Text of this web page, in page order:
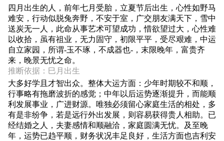
四月出生的人，前年七月受胎，立夏节后出生，心性如野马
难安，行动似脱兔奔野，不安于室，广交朋友满天下，雪中
送炭无一人，此命从事艺术可望成功，惜欲望过大，心性难
以收拾，虽有祖业，无力固守，初限平平，受尽艰难，中运
自立家园，所谓-玉不琢，不成器也-，末限晚年，富贵齐
来，晚景无忧之命。
推断依据：巳月出生
大多好学且才智出众。整体大运方面：少年时期较不和顺，
行事略有拖磨波折的感觉；中年以后运势逐渐提升，而能顺
利发展事业，广进财源。唯独必须留心家庭生活的相处，多
有是非纷争，若是远行外出发展，则容易获得贵人相助。已
经结婚之人，夫妻感情和顺融洽，家庭圆满无忧。及至晚
年，运势已趋平顺，财务状况丰足良好，生活方面也吉利安